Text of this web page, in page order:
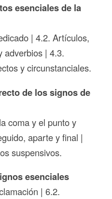
esenciales de la
| 4.2. Artículos,
adverbios | 4.3.
y circunstanciales.
de los signos de
coma y el punto y
aparte y final |
suspensivos.
esenciales
| 6.2.